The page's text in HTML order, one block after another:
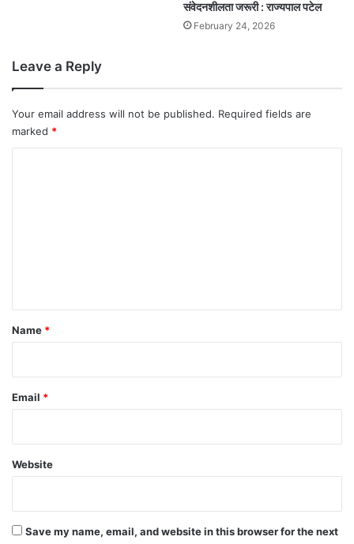
संवेदनशीलता जरूरी : राज्यपाल पटेल
February 24, 2026
Leave a Reply
Your email address will not be published. Required fields are
marked *
*
Name *
Email *
Website
Save my name, email, and website in this browser for the next